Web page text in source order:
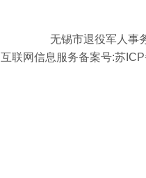
无锡市退役军人事
互联网信息服务备案号:苏